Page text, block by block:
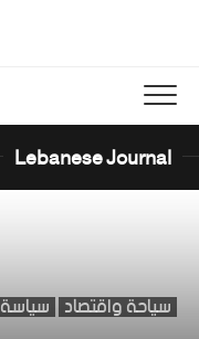
Lebanese Journal
سياحة واقتصاد سياسة